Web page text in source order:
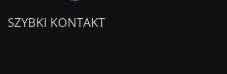
SZYBKI KONTAKT